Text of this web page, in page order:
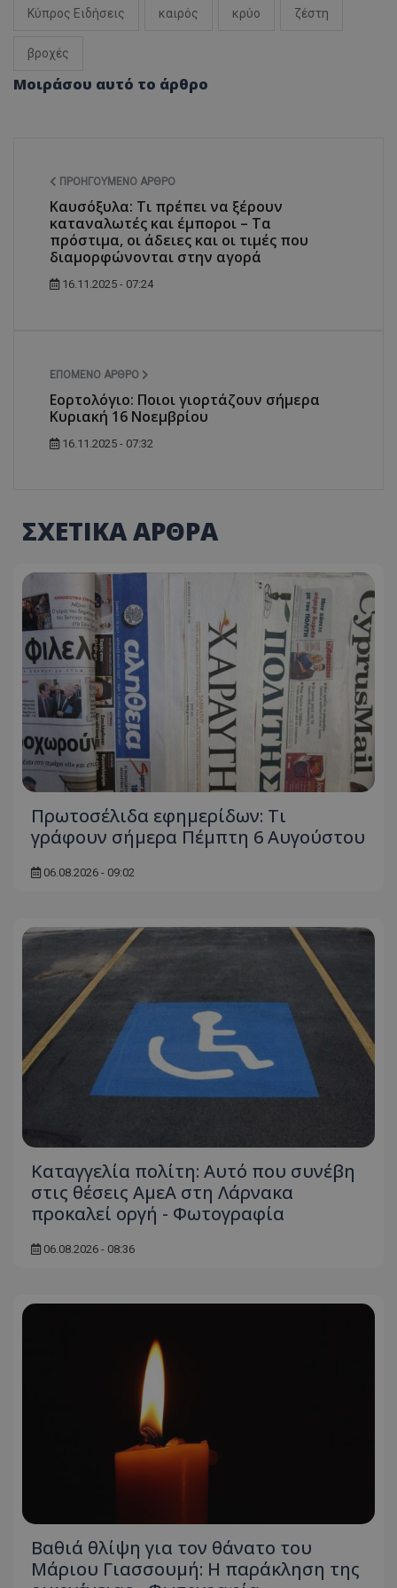
Κύπρος Ειδήσεις καιρός κρύο ζέστη
βροχές
Μοιράσου αυτό το άρθρο
ΠΡΟΗΓΟΎΜΕΝΟ ΆΡΘΡΟ
Καυσόξυλα: Τι πρέπει να ξέρουν
καταναλωτές και έμποροι – Τα
πρόστιμα, οι άδειες και οι τιμές που
διαμορφώνονται στην αγορά
16.11.2025 - 07:24
ΕΠΌΜΕΝΟ ΆΡΘΡΟ
Εορτολόγιο: Ποιοι γιορτάζουν σήμερα
Κυριακή 16 Νοεμβρίου
16.11.2025 - 07:32
ΣΧΕΤΙΚΑ ΑΡΘΡΑ
Πρωτοσέλιδα εφημερίδων: Τι
γράφουν σήμερα Πέμπτη 6 Αυγούστου
06.08.2026 - 09:02
Καταγγελία πολίτη: Αυτό που συνέβη
στις θέσεις ΑμεΑ στη Λάρνακα
προκαλεί οργή - Φωτογραφία
06.08.2026 - 08:36
Βαθιά θλίψη για τον θάνατο του
Μάριου Γιασσουμή: Η παράκληση της